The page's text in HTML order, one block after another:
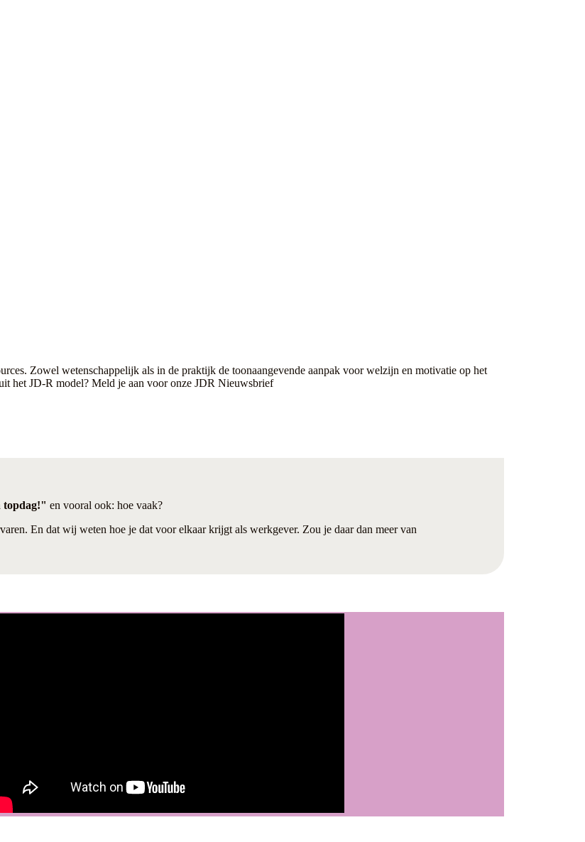
Zowel wetenschappelijk als in de praktijk de toonaangevende aanpak voor welzijn en motivatie op het
het JD-R model? Meld je aan voor onzeJDR Nieuwsbrief
topdag!"en vooral ook: hoe vaak?
En dat wij weten hoe je dat voor elkaar krijgt als werkgever. Zou je daar dan meer van